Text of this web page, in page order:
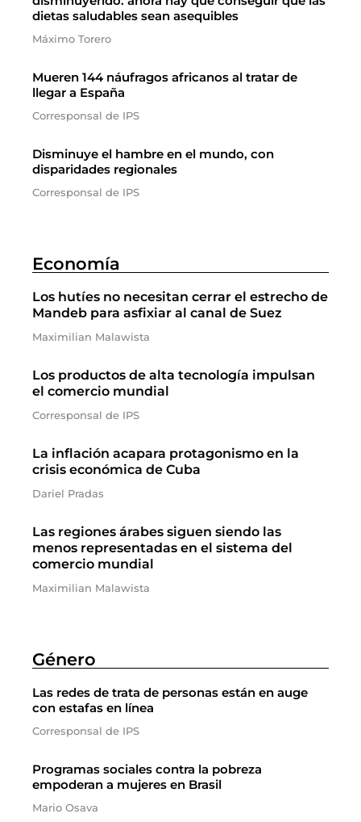
dietas saludables sean asequibles
Máximo Torero
Mueren 144 náufragos africanos al tratar de
llegar a España
Corresponsal de IPS
Disminuye el hambre en el mundo, con
disparidades regionales
Corresponsal de IPS
Economía
Los hutíes no necesitan cerrar el estrecho de
Mandeb para asfixiar al canal de Suez
Maximilian Malawista
Los productos de alta tecnología impulsan
el comercio mundial
Corresponsal de IPS
La inflación acapara protagonismo en la
crisis económica de Cuba
Dariel Pradas
Las regiones árabes siguen siendo las
menos representadas en el sistema del
comercio mundial
Maximilian Malawista
Género
Las redes de trata de personas están en auge
con estafas en línea
Corresponsal de IPS
Programas sociales contra la pobreza
empoderan a mujeres en Brasil
Mario Osava